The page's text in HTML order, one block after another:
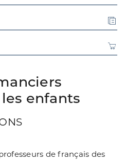
enfants
de français des